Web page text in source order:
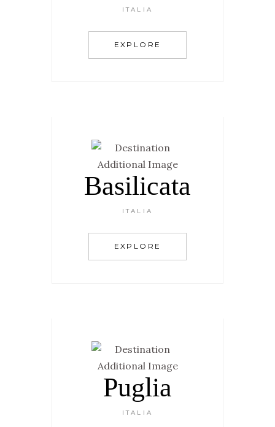
ITALIA
EXPLORE
Basilicata
ITALIA
EXPLORE
Puglia
ITALIA